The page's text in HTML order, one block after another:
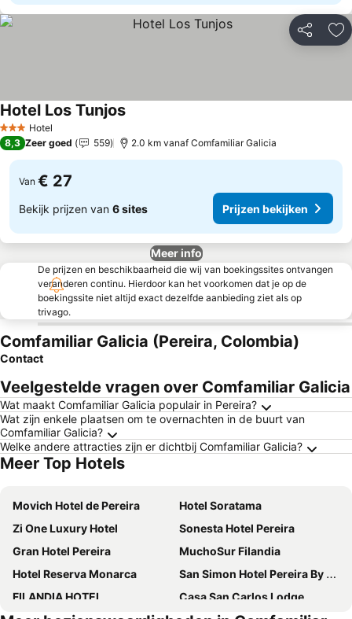
Delen
3 SterrenHotel
Hotel Los TunjosPrijzen bekijken
8,3 Zeer goed 559 2.0 km vanaf Comfamiliar Galicia
Van € 27
Bekijk prijzen van 6 sites Prijzen bekijken
Meer info
De prijzen en beschikbaarheid die wij van boekingssites ontvangen
veranderen continu. Hierdoor kan het voorkomen dat je op de
boekingssite niet altijd exact dezelfde aanbieding ziet als op
trivago.
Comfamiliar Galicia (Pereira, Colombia)
Contact
Veelgestelde vragen over Comfamiliar Galicia
Wat maakt Comfamiliar Galicia populair in Pereira?
Wat zijn enkele plaatsen om te overnachten in de buurt van
Comfamiliar Galicia?
Welke andere attracties zijn er dichtbij Comfamiliar Galicia?
Meer Top Hotels
Movich Hotel de Pereira
Hotel Soratama
Zi One Luxury Hotel
Sonesta Hotel Pereira
Gran Hotel Pereira
MuchoSur Filandia
Hotel Reserva Monarca
San Simon Hotel Pereira By Soratama
FILANDIA HOTEL
Casa San Carlos Lodge